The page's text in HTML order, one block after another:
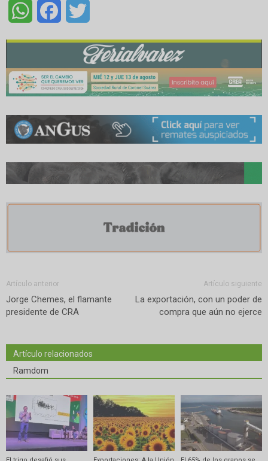
WhatsAppFacebook
Artículo anterior
Jorge Chemes, el flamante
presidente de CRA
Artículo siguiente
La exportación, con un poder de
compra que aún no ejerce
Artículo relacionados
Ramdom